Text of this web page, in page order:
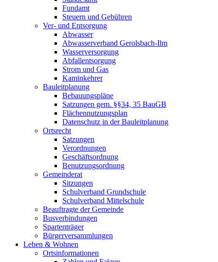
Fundamt
Steuern und Gebühren
Ver- und Entsorgung
Abwasser
Abwasserverband Gerolsbach-Ilm
Wasserversorgung
Abfallentsorgung
Strom und Gas
Kaminkehrer
Bauleitplanung
Bebauungspläne
Satzungen gem. §§34, 35 BauGB
Flächennutzungsplan
Datenschutz in der Bauleitplanung
Ortsrecht
Satzungen
Verordnungen
Geschäftsordnung
Benutzungsordnung
Gemeinderat
Sitzungen
Schulverband Grundschule
Schulverband Mittelschule
Beauftragte der Gemeinde
Busverbindungen
Spartenträger
Bürgerversammlungen
Leben & Wohnen
Ortsinformationen